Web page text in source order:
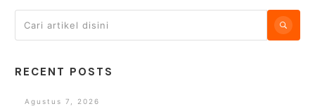
RECENT POSTS
Agustus 7, 2026